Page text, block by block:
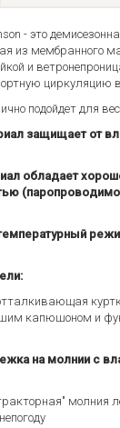
- это
из мембранного
и
циркуляцию
подойдет для
защищает от
обладает
капюшоном и
на молнии с
молния